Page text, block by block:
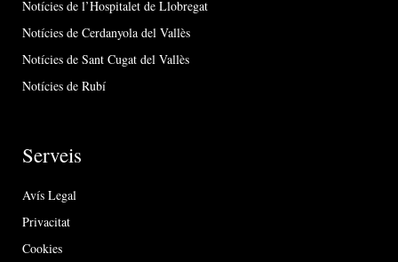
Notícies de l’Hospitalet de Llobregat
Notícies de Cerdanyola del Vallès
Notícies de Sant Cugat del Vallès
Notícies de Rubí
Serveis
Avís Legal
Privacitat
Cookies